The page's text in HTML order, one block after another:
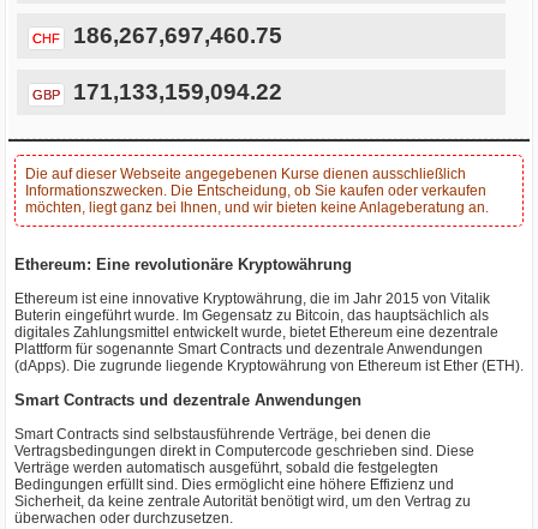
CHF 186,267,697,460.75
GBP 171,133,159,094.22
Die auf dieser Webseite angegebenen Kurse dienen ausschließlich
Informationszwecken. Die Entscheidung, ob Sie kaufen oder verkaufen
möchten, liegt ganz bei Ihnen, und wir bieten keine Anlageberatung an.
Ethereum: Eine revolutionäre Kryptowährung
Ethereum ist eine innovative Kryptowährung, die im Jahr 2015 von Vitalik
Buterin eingeführt wurde. Im Gegensatz zu Bitcoin, das hauptsächlich als
digitales Zahlungsmittel entwickelt wurde, bietet Ethereum eine dezentrale
Plattform für sogenannte Smart Contracts und dezentrale Anwendungen
(dApps). Die zugrunde liegende Kryptowährung von Ethereum ist Ether (ETH).
Smart Contracts und dezentrale Anwendungen
Smart Contracts sind selbstausführende Verträge, bei denen die
Vertragsbedingungen direkt in Computercode geschrieben sind. Diese
Verträge werden automatisch ausgeführt, sobald die festgelegten
Bedingungen erfüllt sind. Dies ermöglicht eine höhere Effizienz und
Sicherheit, da keine zentrale Autorität benötigt wird, um den Vertrag zu
überwachen oder durchzusetzen.